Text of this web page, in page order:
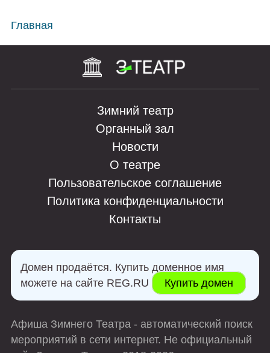
Главная
Зимний театр
Органный зал
Новости
О театре
Пользовательское соглашение
Политика конфиденциальности
Контакты
Домен продаётся. Купить доменное имя
можете на сайте REG.RU
Купить домен
Афиша Зимнего Театра - автоматический поиск
мероприятий в сети интернет. Не официальный